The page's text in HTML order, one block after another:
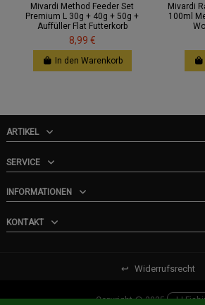
Mivardi Method Feeder Set
Premium L 30g + 40g + 50g +
Auffüller Flat Futterkorb
8,99 €
In den Warenkorb
Mivardi
100ml
ARTIKEL
SERVICE
INFORMATIONEN
KONTAKT
↩ Widerrufsrecht
Copyright @ 2025 JJ-